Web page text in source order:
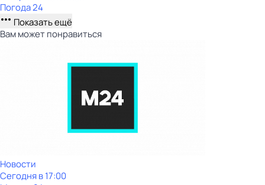
Погода 24
Показать ещё
Вам может понравиться
Новости
Сегодня в 17:00